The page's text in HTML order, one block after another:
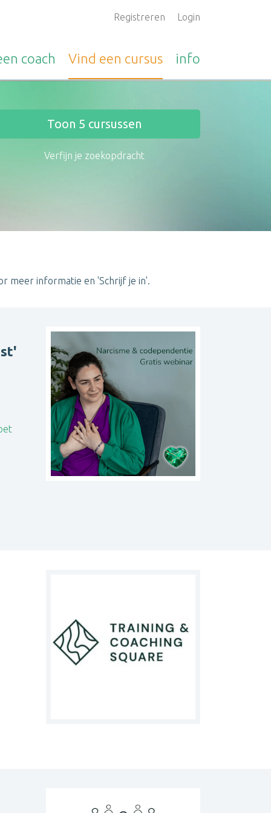
Registreren Login
coach Vind een cursus info
Toon 5 cursussen
Verfijn je zoekopdracht
meer informatie en 'Schrijf je in'.